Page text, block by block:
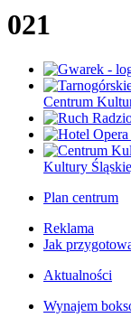
021
Centrum
Kultury
Plan centrum
Reklama
Jak
Aktualności
Wynajem